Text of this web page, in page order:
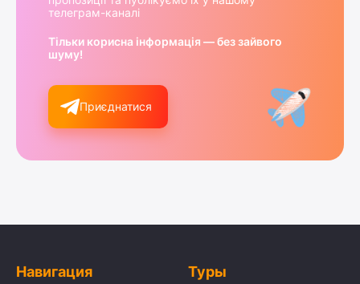
телеграм-каналі
Тільки корисна інформація — без зайвого
шуму!
Приєднатися
Навигация Туры